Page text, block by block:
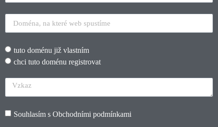
tuto doménu již vlastním
chci tuto doménu registrovat
Souhlasím s Obchodními podmínkami